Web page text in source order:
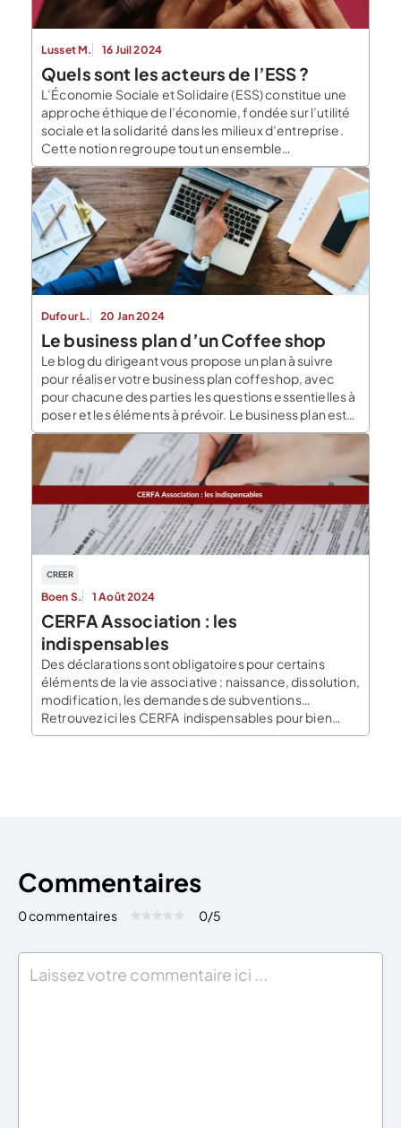
Lusset M. 16 Juil 2024
Quels sont les acteurs de l’ESS ?
L’Économie Sociale et Solidaire (ESS) constitue une
approche éthique de l’économie, fondée sur l’utilité
sociale et la solidarité dans les milieux d’entreprise.
Cette notion regroupe tout un ensemble
d’entreprises, à savoir les entreprises organisées
sous forme de coopératives, mutuelles, associations
et fondations. Les entreprises actrices de l’ESS ont un
fonctionnement démocratique, et se caractérisent
par un […]
Dufour L. 20 Jan 2024
Le business plan d’un Coffee shop
Le blog du dirigeant vous propose un plan à suivre
pour réaliser votre business plan coffeshop, avec
pour chacune des parties les questions essentielles à
poser et les éléments à prévoir. Le business plan est
décomposé généralement en deux parties, une
partie (partie rédactionnelle) qui démontre
la faisabilité économique de votre projet et l’autre
(prévisionnel financier) qui […]
CREER
Boen S. 1 Août 2024
CERFA Association : les
indispensables
Des déclarations sont obligatoires pour certains
éléments de la vie associative : naissance, dissolution,
modification, les demandes de subventions…
Retrouvez ici les CERFA indispensables pour bien
gérer votre association. Qu’est-ce qu’un CERFA ?
Commentaires
0 commentaires Évaluez cet article:
0/5